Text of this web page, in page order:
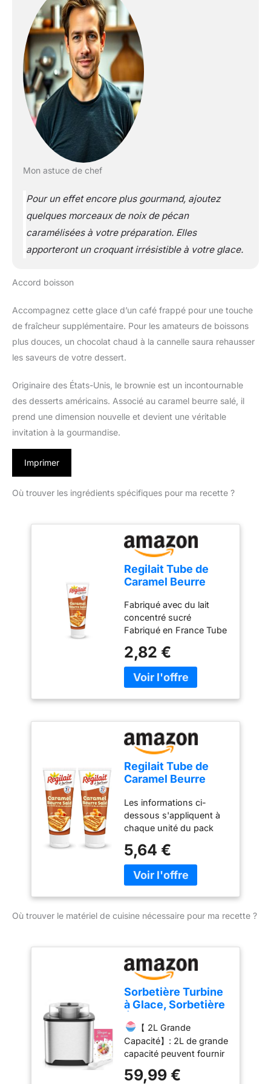
Mon astuce de chef
Pour un effet encore plus gourmand, ajoutez
quelques morceaux de noix de pécan
caramélisées à votre préparation. Elles
apporteront un croquant irrésistible à votre glace.
Accord boisson
Accompagnez cette glace d’un café frappé pour une touche
de fraîcheur supplémentaire. Pour les amateurs de boissons
plus douces, un chocolat chaud à la cannelle saura rehausser
les saveurs de votre dessert.
Originaire des États-Unis, le brownie est un incontournable
des desserts américains. Associé au caramel beurre salé, il
prend une dimension nouvelle et devient une véritable
invitation à la gourmandise.
Imprimer
Où trouver les ingrédients spécifiques pour ma recette ?
Regilait Tube de
Caramel Beurre
(L'emballage peut
varier)
Fabriqué avec du lait
concentré sucré
Fabriqué en France Tube
anti-goutte
2,82 €
Regilait Tube de
Caramel Beurre
2)
Les informations ci-
dessous s'appliquent à
chaque unité du pack
concentré sucré
Fabriqué en France Tube
300g avec bouchon
5,64 €
Où trouver le matériel de cuisine nécessaire pour ma recette ?
Sorbetière Turbine
à Glace, Sorbetière
Machine à Glace en
Acier Inoxydable,
2L Machines à
Glace et Sorbetière
pour Sorbet Glace,
【 2L Grande
Capacité】: 2L de grande
capacité peuvent fournir
glacée pour toute la
59,99 €